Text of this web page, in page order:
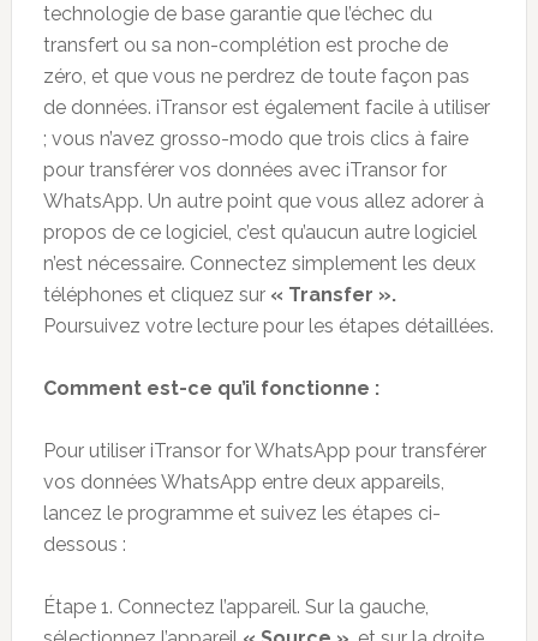
technologie de base garantie que l’échec du
transfert ou sa non-complétion est proche de
zéro, et que vous ne perdrez de toute façon pas
de données. iTransor est également facile à utiliser
; vous n’avez grosso-modo que trois clics à faire
pour transférer vos données avec iTransor for
WhatsApp. Un autre point que vous allez adorer à
propos de ce logiciel, c’est qu’aucun autre logiciel
n’est nécessaire. Connectez simplement les deux
téléphones et cliquez sur « Transfer ».
Poursuivez votre lecture pour les étapes détaillées.
Comment est-ce qu’il fonctionne :
Pour utiliser iTransor for WhatsApp pour transférer
vos données WhatsApp entre deux appareils,
lancez le programme et suivez les étapes ci-
dessous :
Étape 1. Connectez l’appareil. Sur la gauche,